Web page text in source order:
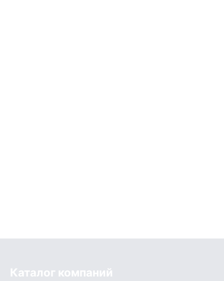
Каталог компаний